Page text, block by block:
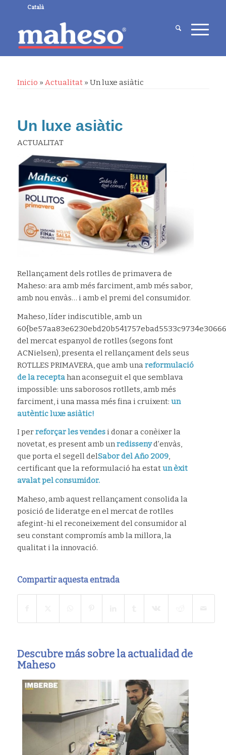
Català
Inicio » Actualitat» Un luxe asiàtic
Un luxe asiàtic
ACTUALITAT
Rellançament dels rotlles de primavera de
Maheso: ara amb més farciment, amb més sabor,
amb nou envàs… i amb el premi del consumidor.
Maheso, líder indiscutible, amb un
del mercat espanyol de rotlles (segons font
ACNielsen), presenta el rellançament dels seus
ROTLLES PRIMAVERA, que amb una reformulació
de la receptahan aconseguit el que semblava
impossible: uns saborosos rotllets, amb més
farciment, i una massa més fina i cruixent: un
autèntic luxe asiàtic!
I perreforçar les vendesi donar a conèixer la
novetat, es present amb unredissenyd’envàs,
que porta el segell delSabor del Año 2009,
certificant que la reformulació ha estatun èxit
avalat pel consumidor.
Maheso, amb aquest rellançament consolida la
posició de lideratge en el mercat de rotlles
afegint-hi el reconeixement del consumidor al
seu constant compromís amb la millora, la
qualitat i la innovació.
Compartir aquesta entrada
Descubre más sobre la actualidad de
Maheso